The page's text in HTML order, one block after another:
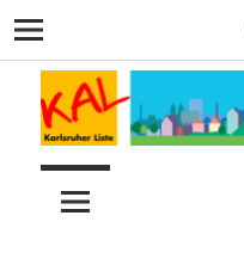
Navigation
Zum
Inhalt
springen
Karlsruher
Stadt